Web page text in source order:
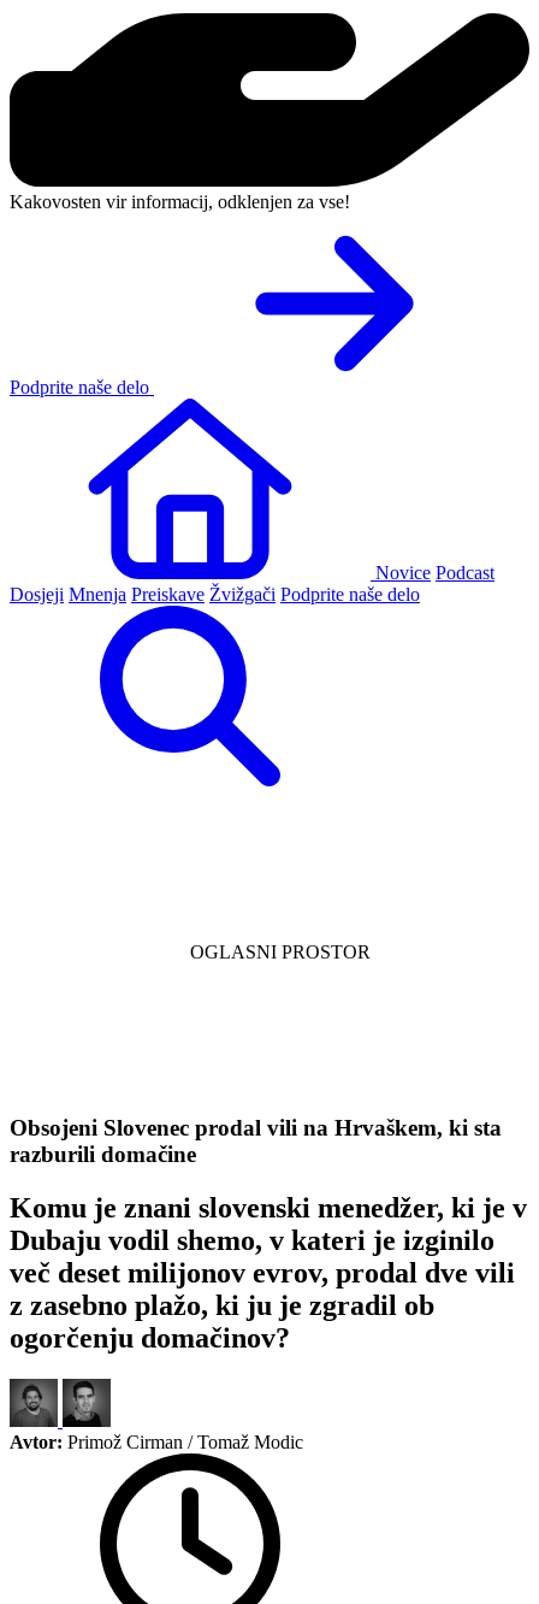
Kakovosten vir informacij, odklenjen za vse!
Podprite naše delo
Novice Podcast
Dosjeji Mnenja Preiskave Žvižgači Podprite naše delo
Obsojeni Slovenec prodal vili na Hrvaškem, ki sta
razburili domačine
Komu je znani slovenski menedžer, ki je v
Dubaju vodil shemo, v kateri je izginilo
več deset milijonov evrov, prodal dve vili
z zasebno plažo, ki ju je zgradil ob
ogorčenju domačinov?
Avtor: Primož Cirman / Tomaž Modic